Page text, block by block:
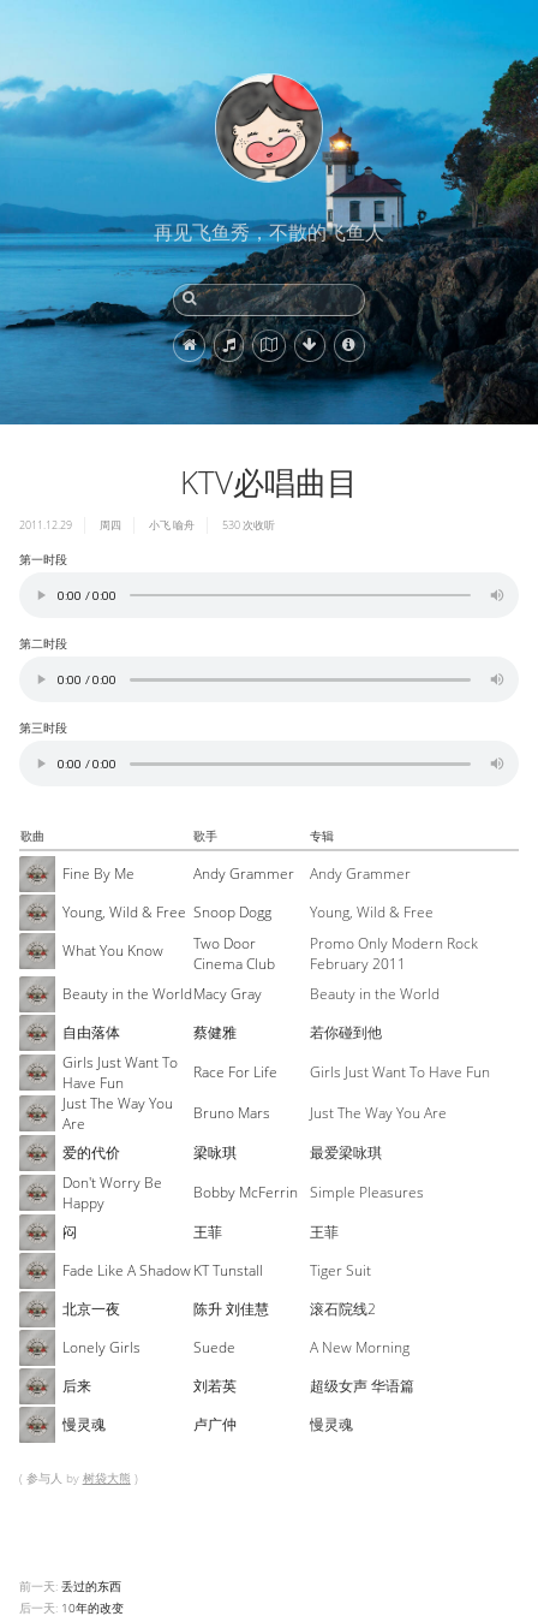
再见飞鱼秀，不散的飞鱼人
KTV必唱曲目
2011.12.29 周四 小飞 喻舟 530次收听
第一时段
第二时段
第三时段
歌曲 歌手 专辑
Fine By Me Andy Grammer
Andy Grammer
Young, Wild & Free Snoop Dogg
Young, Wild & Free
What You Know
Two Door
Cinema Club
Promo Only Modern Rock
February 2011
Beauty in the WorldMacy Gray
Beauty in the World
自由落体
蔡健雅
若你碰到他
Girls Just Want To
Have Fun
Race For Life
Girls Just Want To Have Fun
Just The Way You
Are
Bruno Mars
Just The Way You Are
爱的代价
梁咏琪
最爱梁咏琪
Don't Worry Be
Happy
Bobby McFerrin
Simple Pleasures
闷
王菲
王菲
Fade Like A Shadow KT Tunstall
Tiger Suit
北京一夜
陈升 刘佳慧
滚石院线2
Lonely Girls
Suede
A New Morning
后来
刘若英
超级女声 华语篇
慢灵魂
卢广仲 慢灵魂
( 参与人 by 树袋大熊 )
前一天: 丢过的东西
后一天: 10年的改变